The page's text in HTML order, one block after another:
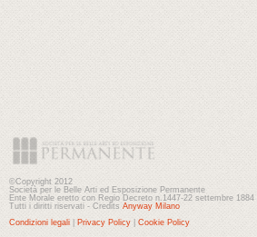
©Copyright 2012
Società per le Belle Arti ed Esposizione Permanente
Ente Morale eretto con Regio Decreto n.1447-22 settembre 1884
Tutti i diritti riservati - Credits Anyway Milano
Condizioni legali
Privacy Policy Cookie Policy